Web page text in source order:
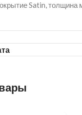
Satin, толщина